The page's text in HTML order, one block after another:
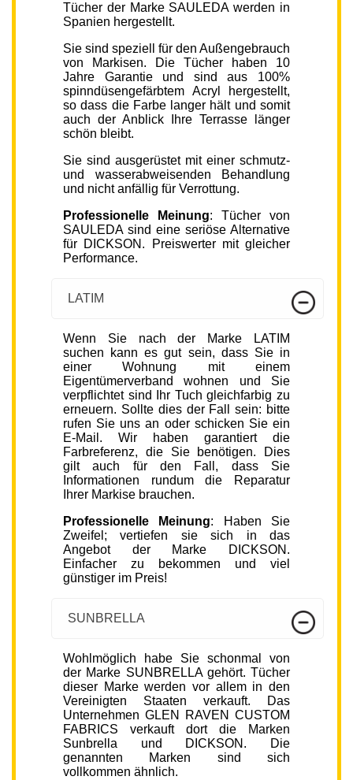
Tücher der Marke SAULEDA werden in
Spanien hergestellt.
Sie sind speziell für den Außengebrauch
von Markisen. Die Tücher haben 10
Jahre Garantie und sind aus 100%
spinndüsengefärbtem Acryl hergestellt,
so dass die Farbe langer hält und somit
auch der Anblick Ihre Terrasse länger
schön bleibt.
Sie sind ausgerüstet mit einer schmutz-
und wasserabweisenden Behandlung
und nicht anfällig für Verrottung.
Professionelle Meinung: Tücher von
SAULEDA sind eine seriöse Alternative
für DICKSON. Preiswerter mit gleicher
Performance.
LATIM
Wenn Sie nach der Marke LATIM
suchen kann es gut sein, dass Sie in
einer Wohnung mit einem
Eigentümerverband wohnen und Sie
verpflichtet sind Ihr Tuch gleichfarbig zu
erneuern. Sollte dies der Fall sein: bitte
rufen Sie uns an oder schicken Sie ein
E-Mail. Wir haben garantiert die
Farbreferenz, die Sie benötigen. Dies
gilt auch für den Fall, dass Sie
Informationen rundum die Reparatur
Ihrer Markise brauchen.
Professionelle Meinung: Haben Sie
Zweifel; vertiefen sie sich in das
Angebot der Marke DICKSON.
Einfacher zu bekommen und viel
günstiger im Preis!
SUNBRELLA
Wohlmöglich habe Sie schonmal von
der Marke SUNBRELLA gehört. Tücher
dieser Marke werden vor allem in den
Vereinigten Staaten verkauft. Das
Unternehmen GLEN RAVEN CUSTOM
FABRICS verkauft dort die Marken
Sunbrella und DICKSON. Die
genannten Marken sind sich
vollkommen ähnlich.